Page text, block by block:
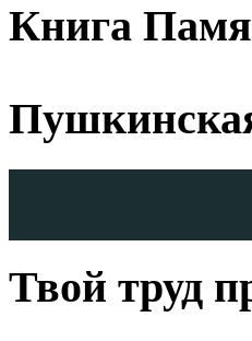
Книга
Твой труд